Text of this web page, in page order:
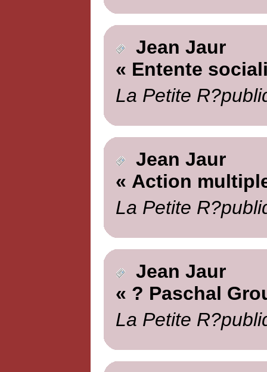
Jean Jaur
« Entente
La Petite
Jean Jaur
« Action
La Petite
Jean Jaur
« ? Paschal
La Petite